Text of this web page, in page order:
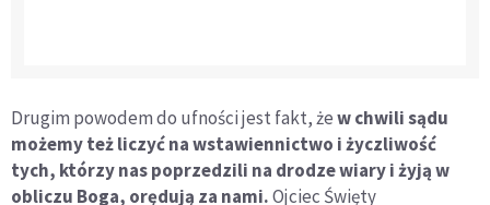
Drugim powodem do ufności jest fakt, żew chwili sądu
możemy też liczyć na wstawiennictwo i życzliwość
tych, którzy nas poprzedzili na drodze wiary i żyją w
obliczu Boga, orędują za nami.Ojciec Święty